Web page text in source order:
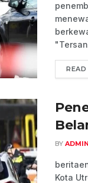
READ
BY ADMIN
Kota